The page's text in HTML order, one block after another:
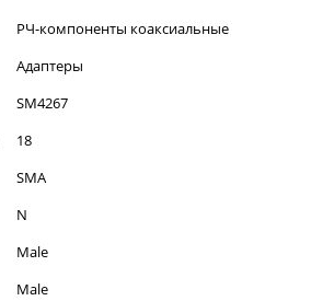
РЧ-компоненты коаксиальные
Адаптеры
SM4267
18
SMA
N
Male
Male